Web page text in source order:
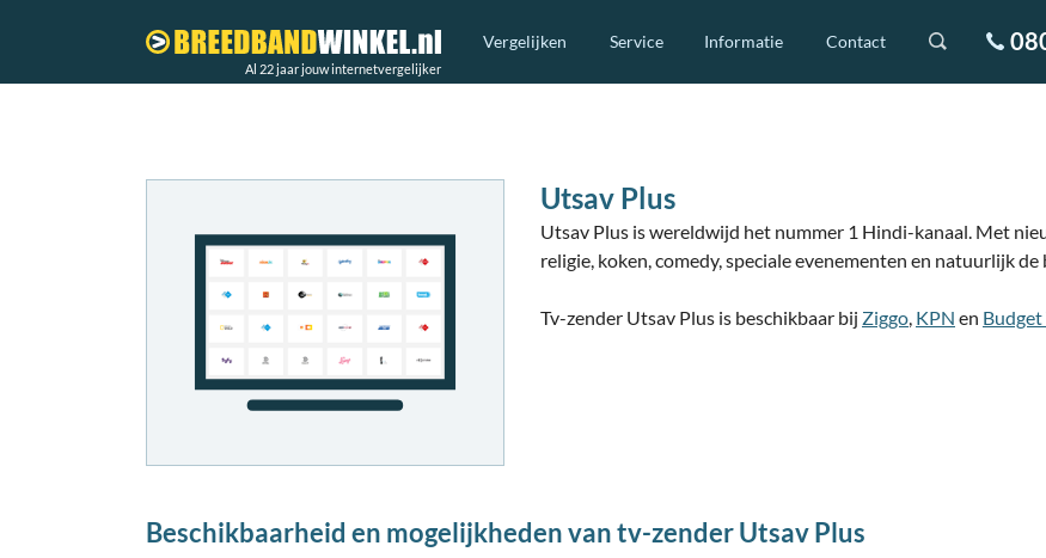
Al 22 jaar jouw internetvergelijker
Vergelijken Service Informatie Contact
Utsav Plus
Utsav Plus is wereldwijd het nummer 1 Hindi-kanaal. Met
religie, koken, comedy, speciale evenementen en natuurlijk
Tv-zender Utsav Plus is beschikbaar bij Ziggo, KPN en
Beschikbaarheid en mogelijkheden van tv-zender Utsav Plus